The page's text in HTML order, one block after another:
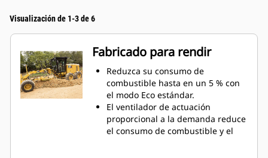
Visualización de 1-3 de 6
Fabricado para rendir
Reduzca su consumo de
combustible hasta en un 5 % con
el modo Eco estándar.
El ventilador de actuación
proporcional a la demanda reduce
el consumo de combustible y el